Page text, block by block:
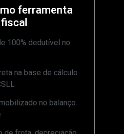
ferramenta
100% dedutível no
na base de cálculo
no balanço.